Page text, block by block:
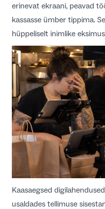
erinevat ekraani, peavad
kassasse ümber tippima.
hüppeliselt inimlike
Kaasaegsed
usaldades tellimuse